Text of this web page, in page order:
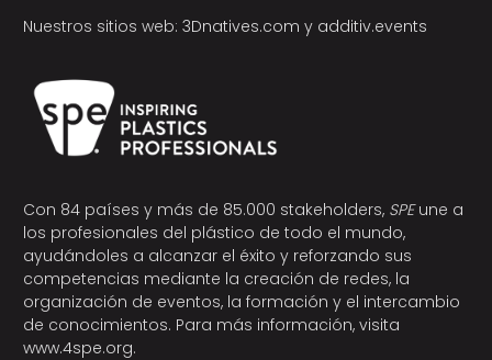
Nuestros sitios web: 3Dnatives.com y additiv.events
Con 84 países y más de 85.000 stakeholders, SPEune a
los profesionales del plástico de todo el mundo,
ayudándoles a alcanzar el éxito y reforzando sus
competencias mediante la creación de redes, la
organización de eventos, la formación y el intercambio
de conocimientos. Para más información, visita
www.4spe.org.